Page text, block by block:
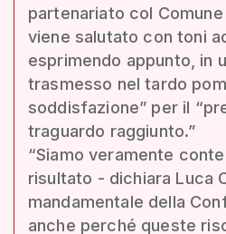
partenariato col
viene salutato con toni
esprimendo appunto, in
trasmesso nel tardo
soddisfazione” per il
traguardo raggiunto.”
“Siamo veramente
risultato - dichiara Luca
mandamentale della
anche perché queste